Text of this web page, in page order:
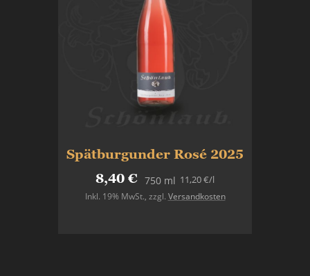
Spätburgunder Rosé 2025
8,40 € 750 ml
Inkl. 19% MwSt., zzgl. Versandkosten
11,20 €/l